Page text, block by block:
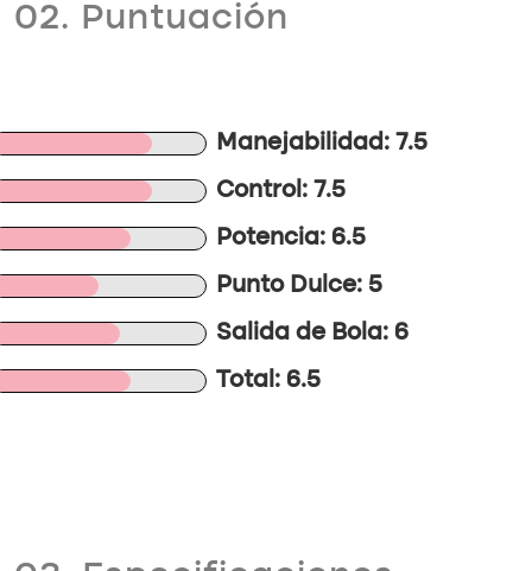
02. Puntuación
Manejabilidad: 7.5
Control: 7.5
Potencia: 6.5
Punto Dulce: 5
Salida de Bola: 6
Total: 6.5